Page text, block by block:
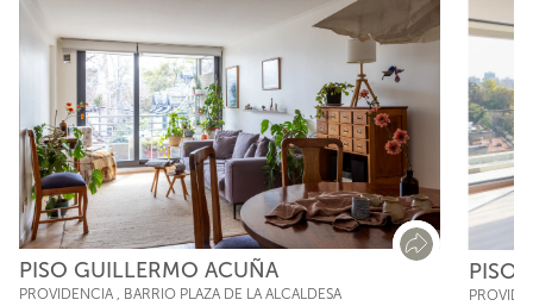
PISO GUILLERMO ACUÑA
PROVIDENCIA , BARRIO PLAZA DE LA ALCALDESA
PISO